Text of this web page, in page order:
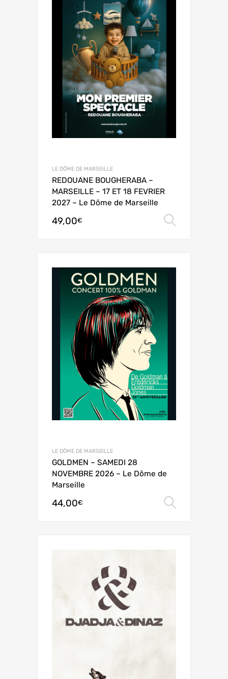
LE DÔME DE MARSEILLE
REDOUANE BOUGHERABA –
MARSEILLE – 17 ET 18 FEVRIER
2027 – Le Dôme de Marseille
49,00€
LE DÔME DE MARSEILLE
GOLDMEN – SAMEDI 28
NOVEMBRE 2026 – Le Dôme de
Marseille
44,00€